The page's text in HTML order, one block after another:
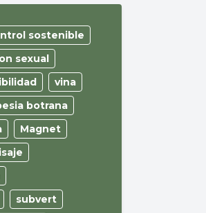
sostenible
sexual
vina
botrana
Magnet
subvert